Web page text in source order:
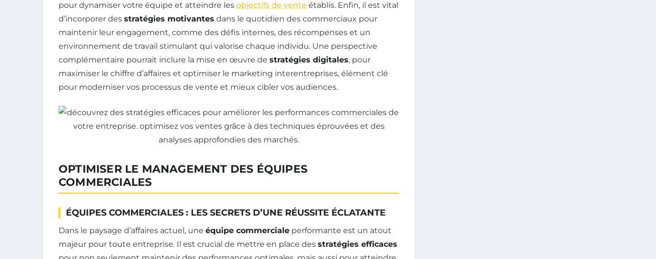
pour dynamiser votre équipe et atteindre les objectifs de vente établis. Enfin, il est vital
d’incorporer des stratégies motivantes dans le quotidien des commerciaux pour
maintenir leur engagement, comme des défis internes, des récompenses et un
environnement de travail stimulant qui valorise chaque individu. Une perspective
complémentaire pourrait inclure la mise en œuvre de stratégies digitales, pour
maximiser le chiffre d’affaires et optimiser le marketing interentreprises, élément clé
pour moderniser vos processus de vente et mieux cibler vos audiences.
OPTIMISER LE MANAGEMENT DES ÉQUIPES
COMMERCIALES
ÉQUIPES COMMERCIALES : LES SECRETS D’UNE RÉUSSITE ÉCLATANTE
Dans le paysage d’affaires actuel, une équipe commerciale performante est un atout
majeur pour toute entreprise. Il est crucial de mettre en place des stratégies efficaces